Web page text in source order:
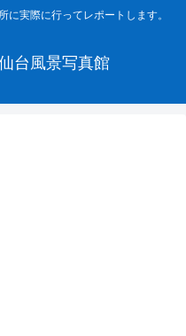
実際に行ってレポートします。
台風景写真館